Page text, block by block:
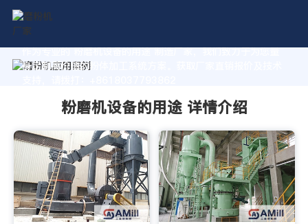
作为专业的 粉磨机设备的用途 制造厂家，我们致力于为您量
身定制高价值的粉体加工系统方案。获取厂家直销报价及技术
粉磨机设备的用途 详情介绍